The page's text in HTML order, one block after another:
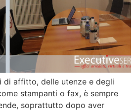
di affitto, delle utenze e degli
stampanti o fax, è sempre
soprattutto dopo aver